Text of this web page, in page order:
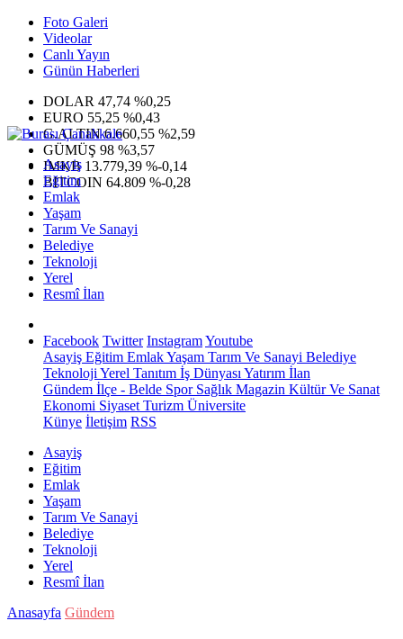
Foto Galeri
Videolar
Canlı Yayın
Günün Haberleri
DOLAR 47,74 %0,25
EURO 55,25 %0,43
G.ALTIN6.660,55 %2,59
GÜMÜŞ 98 %3,57
IMKB 13.779,39 %-0,14
BITCOIN 64.809 %-0,28
Asayiş
Eğitim
Emlak
Yaşam
Tarım Ve Sanayi
Belediye
Teknoloji
Yerel
Resmî İlan
Facebook Twitter InstagramYoutube
Asayiş Eğitim EmlakYaşam Tarım Ve Sanayi Belediye
Teknoloji Yerel Tanıtım İş Dünyası Yatırım İlan
Gündem İlçe - Belde SporSağlık Magazin Kültür Ve Sanat
Ekonomi Siyaset Turizm Üniversite
Künye İletişim RSS
Asayiş
Eğitim
Emlak
Yaşam
Tarım Ve Sanayi
Belediye
Teknoloji
Yerel
Resmî İlan
Anasayfa Gündem